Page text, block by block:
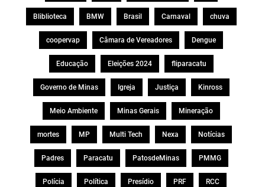
Bliblioteca BMW Brasil Carnaval chuva
coopervap Câmara de Vereadores Dengue
Educação Eleições 2024 fliparacatu
Governo de Minas Igreja Justiça Kinross
Meio Ambiente Minas Gerais Mineração
mortes MP Multi Tech Nexa Notícias
Padres Paracatu PatosdeMinas PMMG
Polícia Política Presídio PRF RCC